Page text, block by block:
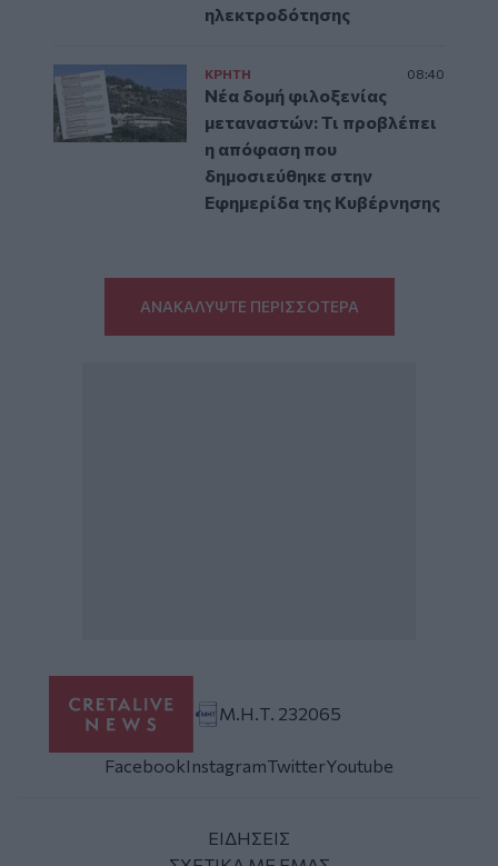
ηλεκτροδότησης
ΚΡΗΤΗ 08:40
Νέα δομή φιλοξενίας
μεταναστών: Τι προβλέπει
η απόφαση που
δημοσιεύθηκε στην
Εφημερίδα της Κυβέρνησης
ΑΝΑΚΑΛΥΨΤΕ ΠΕΡΙΣΣΟΤΕΡΑ
Μ.Η.Τ. 232065
FacebookInstagramTwitterYoutube
ΕΙΔΗΣΕΙΣ